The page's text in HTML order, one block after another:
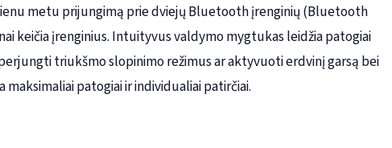
metu prijungimą prie dviejų Bluetooth įrenginių (Bluetooth
keičia įrenginius. Intuityvus valdymo mygtukas leidžia patogiai
triukšmo slopinimo režimus ar aktyvuoti erdvinį garsą bei
patogiai ir individualiai patirčiai.